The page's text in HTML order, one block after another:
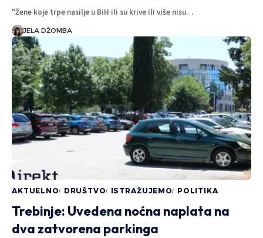
"Žene koje trpe nasilje u BiH ili su krive ili više nisu…
JELA DŽOMBA
AKTUELNO DRUŠTVO ISTRAŽUJEMO POLITIKA
Trebinje: Uvedena noćna naplata na
dva zatvorena parkinga